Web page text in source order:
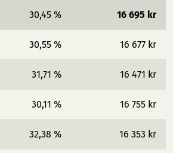
30,45 % 16 695 kr
30,55 % 16 677 kr
31,71 % 16 471 kr
30,11 % 16 755 kr
32,38 % 16 353 kr